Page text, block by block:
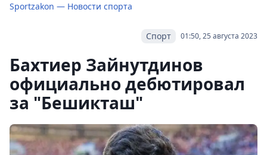
Sportzakon — Новости спорта
01:50, 25 августа 2023
Спорт
Бахтиер Зайнутдинов
официально дебютировал
за "Бешикташ"